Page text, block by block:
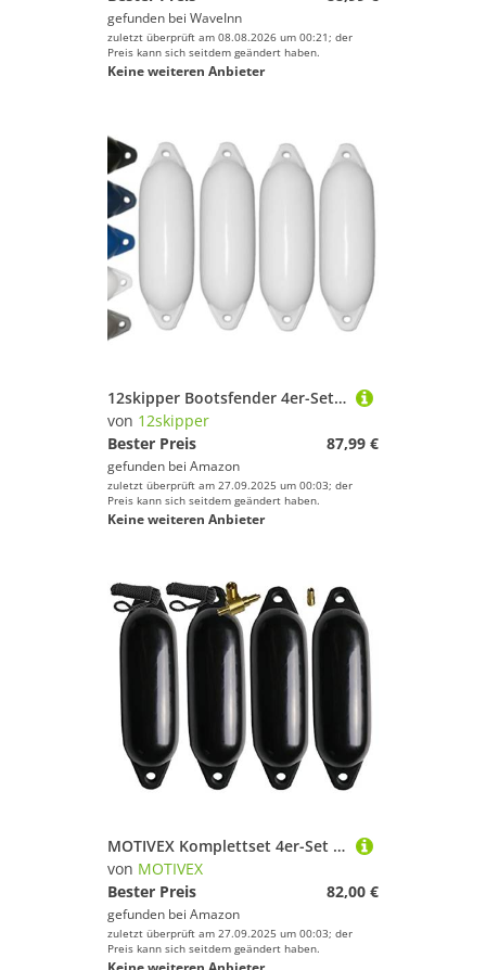
gefunden bei WaveInn
zuletzt überprüft am 08.08.2026 um 00:21; der
Preis kann sich seitdem geändert haben.
Keine weiteren Anbieter
12skipper Bootsfender 4er-Set Majoni Fender Star 35 Langfender - weiß
von 12skipper
Bester Preis
87,99 €
gefunden bei Amazon
zuletzt überprüft am 27.09.2025 um 00:03; der
Preis kann sich seitdem geändert haben.
Keine weiteren Anbieter
MOTIVEX Komplettset 4er-Set Fender mit 4 Fenderleinen, 1 Ersatzventil und 1 Ventiladapter (Schwarz, 58x15cm)
von MOTIVEX
Bester Preis
82,00 €
gefunden bei Amazon
zuletzt überprüft am 27.09.2025 um 00:03; der
Preis kann sich seitdem geändert haben.